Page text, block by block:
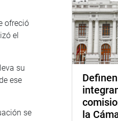
ofreció
el
su
ese
se
la